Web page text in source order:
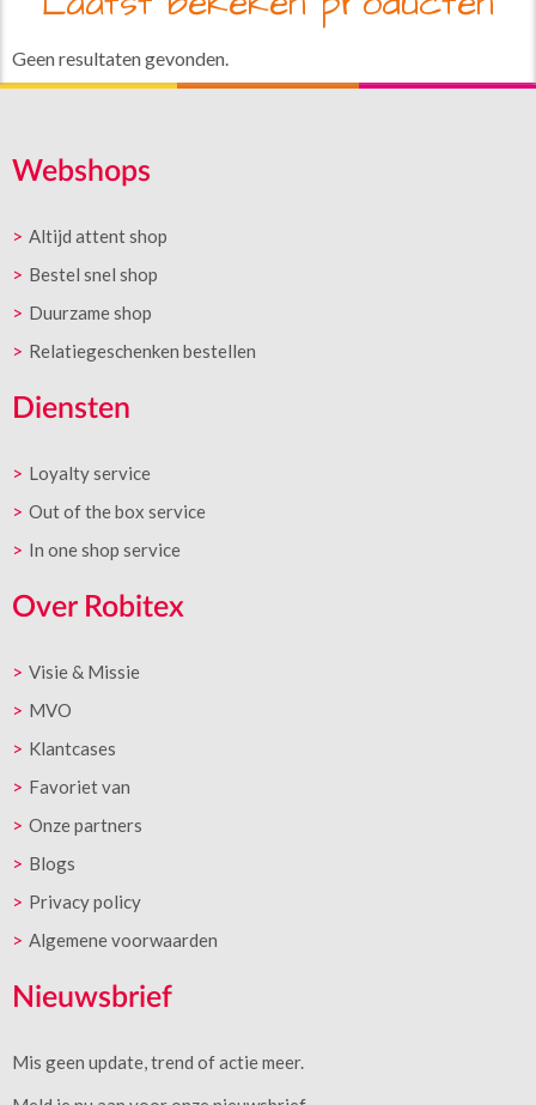
Geen resultaten gevonden.
Webshops
Altijd attent shop
Bestel snel shop
Duurzame shop
Relatiegeschenken bestellen
Diensten
Loyalty service
Out of the box service
In one shop service
Over Robitex
Visie & Missie
MVO
Klantcases
Favoriet van
Onze partners
Blogs
Privacy policy
Algemene voorwaarden
Nieuwsbrief
Mis geen update, trend of actie meer.